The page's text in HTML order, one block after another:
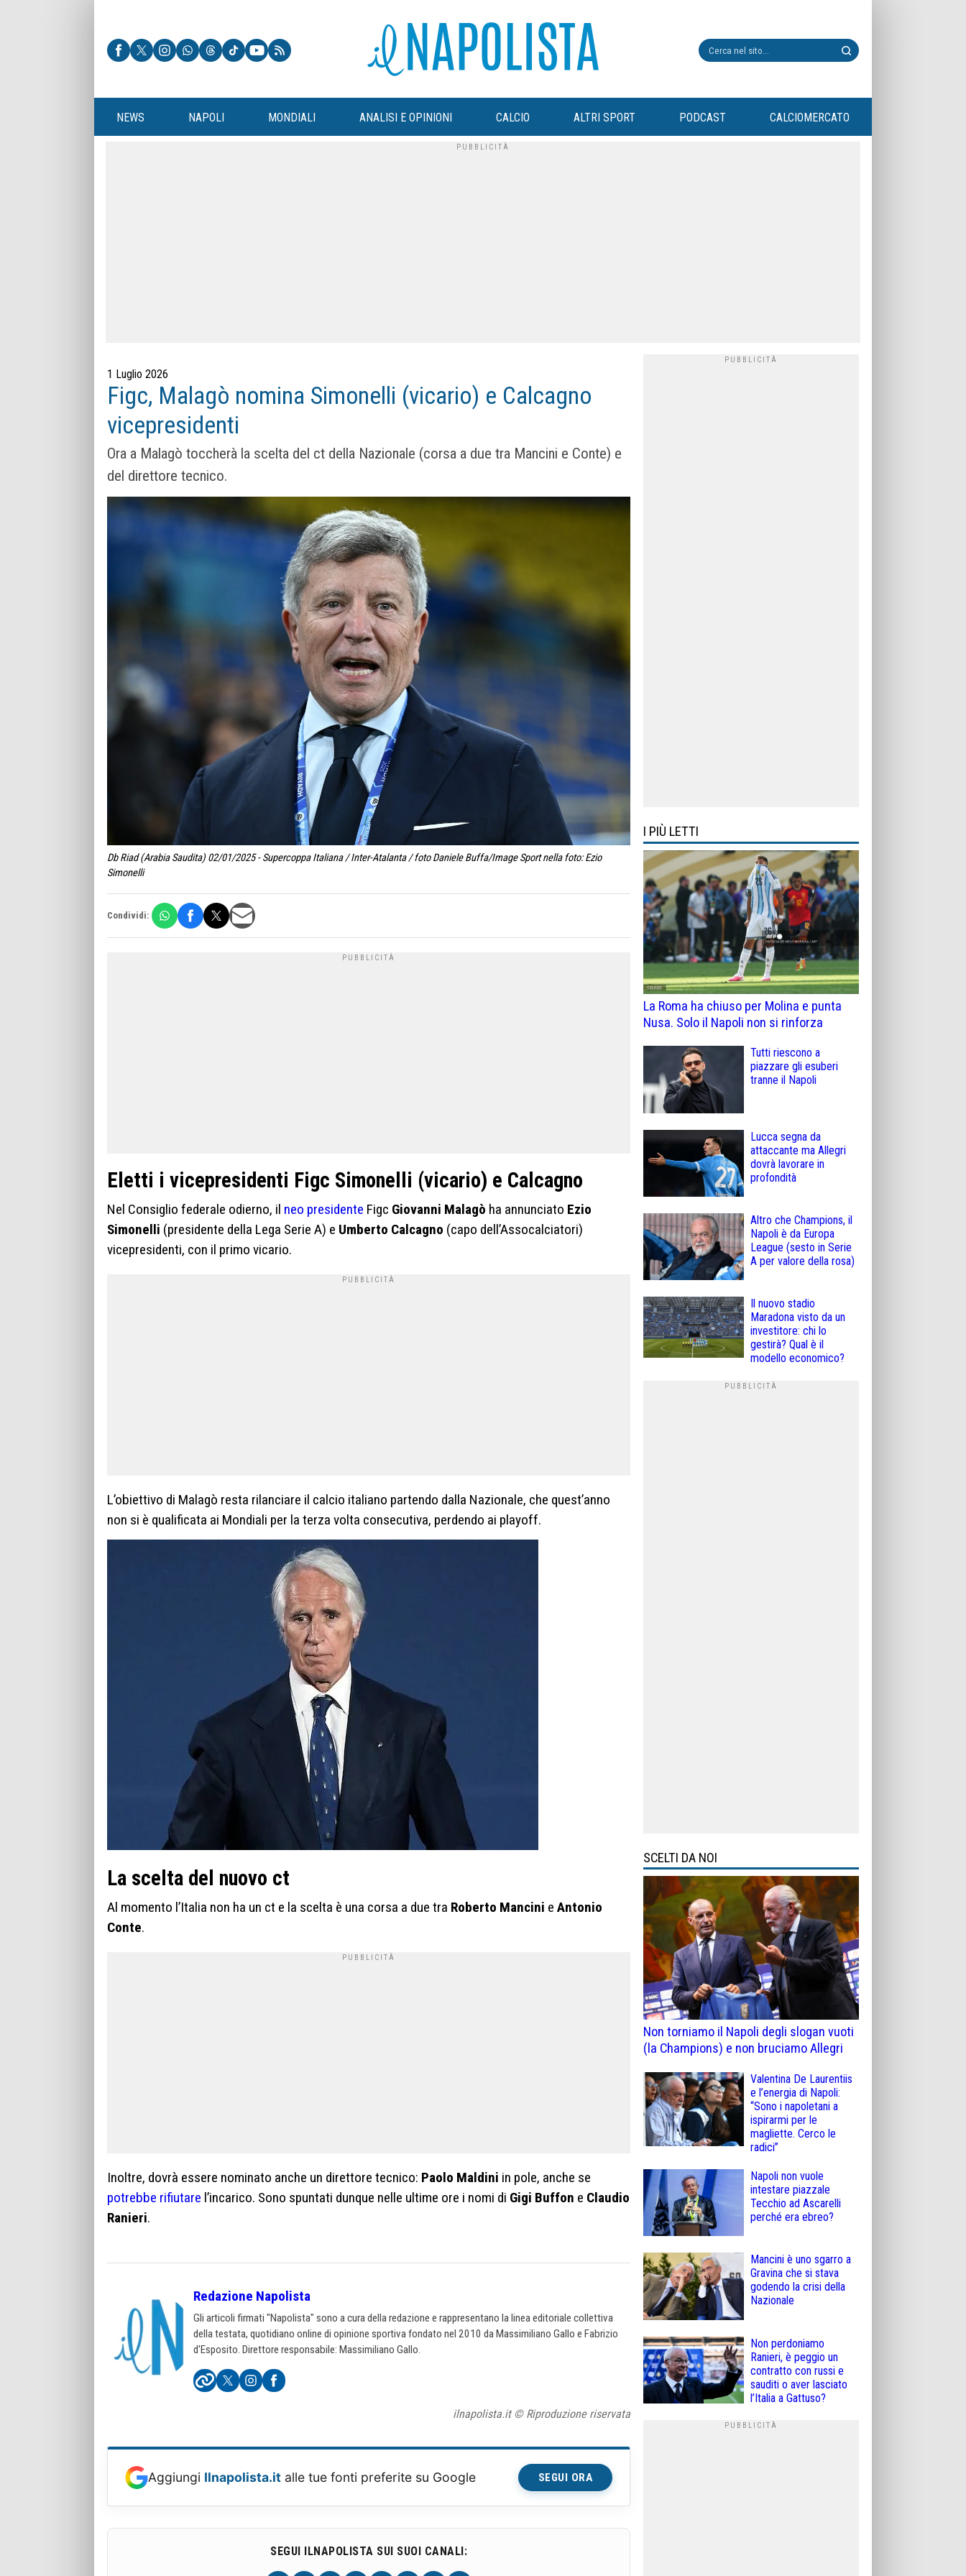
NEWS NAPOLI MONDIALI ANALISI E OPINIONI CALCIO ALTRI SPORT PODCAST CALCIOMERCATO
1 Luglio 2026
Figc, Malagò nomina Simonelli (vicario) e Calcagno
vicepresidenti
Ora a Malagò toccherà la scelta del ct della Nazionale (corsa a due tra Mancini e Conte) e
del direttore tecnico.
Db Riad (Arabia Saudita) 02/01/2025 - Supercoppa Italiana / Inter-Atalanta / foto Daniele Buffa/Image Sport nella foto: Ezio
Simonelli
Condividi:
Eletti i vicepresidenti Figc Simonelli (vicario) e Calcagno
Nel Consiglio federale odierno, il neo presidente Figc Giovanni Malagò ha annunciato Ezio
Simonelli (presidente della Lega Serie A) e Umberto Calcagno (capo dell’Assocalciatori)
vicepresidenti, con il primo vicario.
L’obiettivo di Malagò resta rilanciare il calcio italiano partendo dalla Nazionale, che quest’anno
non si è qualificata ai Mondiali per la terza volta consecutiva, perdendo ai playoff.
La scelta del nuovo ct
Al momento l’Italia non ha un ct e la scelta è una corsa a due tra Roberto Mancini e Antonio
Conte.
Inoltre, dovrà essere nominato anche un direttore tecnico: Paolo Maldini in pole, anche se
potrebbe rifiutare l’incarico. Sono spuntati dunque nelle ultime ore i nomi di Gigi Buffon e Claudio
Ranieri.
Redazione Napolista
Gli articoli firmati "Napolista" sono a cura della redazione e rappresentano la linea editoriale collettiva
della testata, quotidiano online di opinione sportiva fondato nel 2010 da Massimiliano Gallo e Fabrizio
d'Esposito. Direttore responsabile: Massimiliano Gallo.
ilnapolista.it © Riproduzione riservata
Aggiungi Ilnapolista.it alle tue fonti preferite su Google SEGUI ORA
SEGUI ILNAPOLISTA SUI SUOI CANALI:
I PIÙ LETTI
La Roma ha chiuso per Molina e punta
Nusa. Solo il Napoli non si rinforza
Tutti riescono a
piazzare gli esuberi
tranne il Napoli
Lucca segna da
attaccante ma Allegri
dovrà lavorare in
profondità
Altro che Champions, il
Napoli è da Europa
League (sesto in Serie
A per valore della rosa)
Il nuovo stadio
Maradona visto da un
investitore: chi lo
gestirà? Qual è il
modello economico?
SCELTI DA NOI
Non torniamo il Napoli degli slogan vuoti
(la Champions) e non bruciamo Allegri
Valentina De Laurentiis
e l’energia di Napoli:
“Sono i napoletani a
ispirarmi per le
magliette. Cerco le
radici”
Napoli non vuole
intestare piazzale
Tecchio ad Ascarelli
perché era ebreo?
Mancini è uno sgarro a
Gravina che si stava
godendo la crisi della
Nazionale
Non perdoniamo
Ranieri, è peggio un
contratto con russi e
sauditi o aver lasciato
l’Italia a Gattuso?